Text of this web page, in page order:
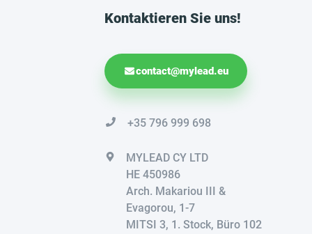
Kontaktieren Sie uns!
contact@mylead.eu
+35 796 999 698
MYLEAD CY LTD
HE 450986
Arch. Makariou III &
Evagorou, 1-7
MITSI 3, 1. Stock, Büro 102